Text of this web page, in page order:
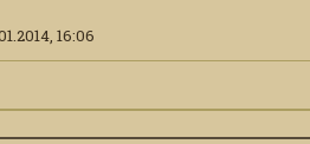
16:06